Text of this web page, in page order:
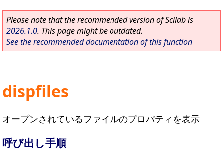
Please note that the recommended version of Scilab is
2026.1.0. This page might be outdated.
See the recommended documentation of this function
dispfiles
オープンされているファイルのプロパティを表示
呼び出し手順